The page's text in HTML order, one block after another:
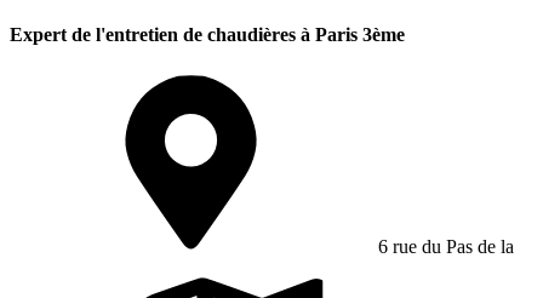
Expert de l'entretien de chaudières à Paris 3ème
6 rue du Pas de la